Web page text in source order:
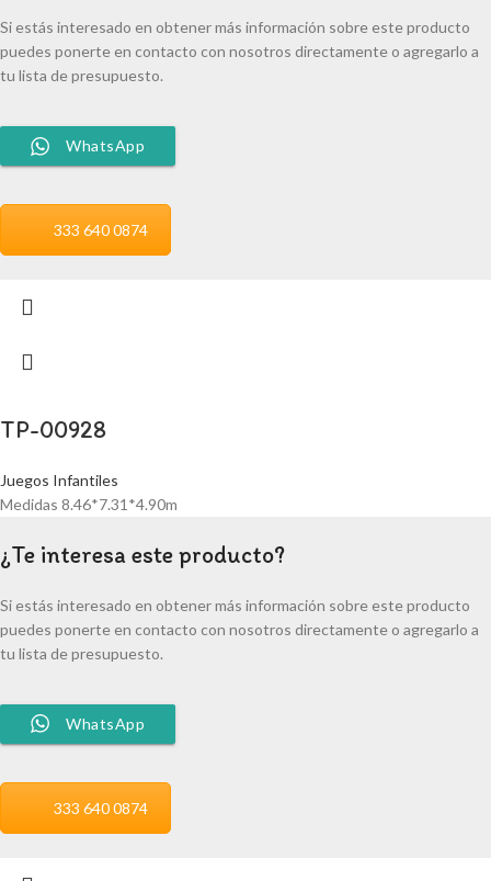
Si estás interesado en obtener más información sobre este producto
puedes ponerte en contacto con nosotros directamente o agregarlo a
tu lista de presupuesto.
WhatsApp
333 640 0874
TP-00928
Juegos Infantiles
Medidas 8.46*7.31*4.90m
¿Te interesa este producto?
Si estás interesado en obtener más información sobre este producto
puedes ponerte en contacto con nosotros directamente o agregarlo a
tu lista de presupuesto.
WhatsApp
333 640 0874